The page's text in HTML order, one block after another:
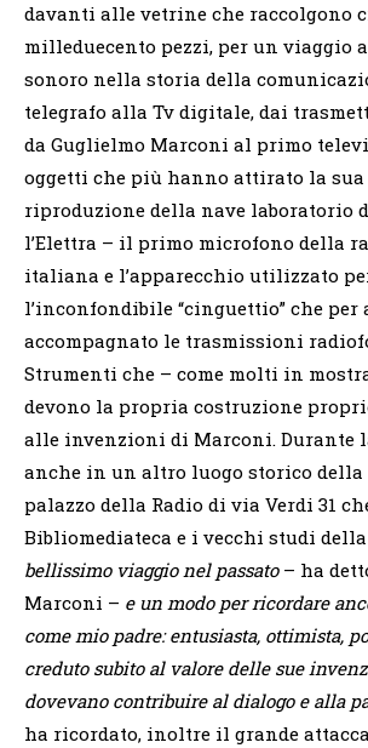
davanti alle vetrine che raccolgono
milleduecento pezzi, per un viaggio
sonoro nella storia della
telegrafo alla Tv digitale, dai
da Guglielmo Marconi al primo
oggetti che più hanno attirato la
riproduzione della nave laboratorio
l’Elettra – il primo microfono della
italiana e l’apparecchio utilizzato
l’inconfondibile “cinguettio” che per
accompagnato le trasmissioni
Strumenti che – come molti in
devono la propria costruzione
alle invenzioni di Marconi. Durante
anche in un altro luogo storico della
palazzo della Radio di via Verdi 31
Bibliomediateca e i vecchi studi
bellissimo viaggio nel passato– ha
Marconi – e un modo per ricordare
come mio padre: entusiasta, ottimista,
creduto subito al valore delle sue
dovevano contribuire al dialogo e alla
ha ricordato, inoltre il grande